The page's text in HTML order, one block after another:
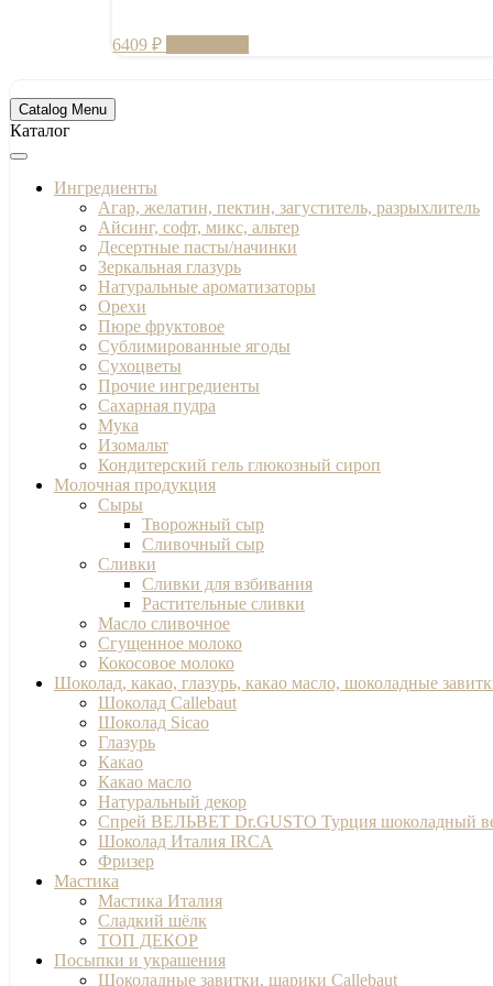
6409₽
Catalog Menu
Каталог
Ингредиенты
Агар, желатин, пектин, загуститель, разрыхлитель
Айсинг, софт, микс, альтер
Десертные пасты/начинки
Зеркальная глазурь
Натуральные ароматизаторы
Орехи
Пюре фруктовое
Сублимированные ягоды
Сухоцветы
Прочие ингредиенты
Сахарная пудра
Мука
Изомальт
Кондитерский гель глюкозный сироп
Молочная продукция
Сыры
Творожный сыр
Сливочный сыр
Сливки
Сливки для взбивания
Растительные сливки
Масло сливочное
Сгущенное молоко
Кокосовое молоко
Шоколад, какао, глазурь, какао масло, шоколадные
Шоколад Callebaut
Шоколад Sicao
Глазурь
Какао
Какао масло
Натуральный декор
Спрей ВЕЛЬВЕТ Dr.GUSTO Турция шоколадный
Шоколад Италия IRCA
Фризер
Мастика
Мастика Италия
Сладкий шёлк
ТОП ДЕКОР
Посыпки и украшения
Шоколадные завитки, шарики Callebaut